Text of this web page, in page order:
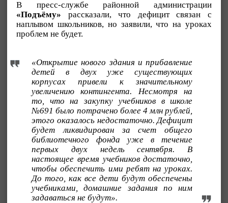
В пресс-службе районной администрации
«Подъёму» рассказали, что дефицит связан с
наплывом школьников, но заявили, что на уроках
проблем не будет.
«Открытие нового здания и прибавление
детей в двух уже существующих
корпусах привели к значительному
увеличению контингента. Несмотря на
то, что на закупку учебников в школе
№691 было потрачено более 4 млн рублей,
этого оказалось недостаточно. Дефицит
будет ликвидирован за счет общего
библиотечного фонда уже в течение
первых двух недель сентября. В
настоящее время учебников достаточно,
чтобы обеспечить ими ребят на уроках.
До того, как все дети будут обеспечены
учебниками, домашние задания по ним
задаваться не будут».